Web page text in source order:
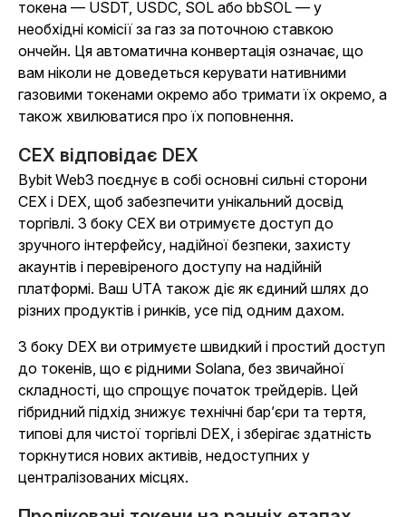
токена — USDT, USDC, SOL або bbSOL — у
необхідні комісії за газ за поточною ставкою
ончейн. Ця автоматична конвертація означає, що
вам ніколи не доведеться керувати нативними
газовими токенами окремо або тримати їх окремо, а
також хвилюватися про їх поповнення.
CEX відповідає DEX
Bybit Web3 поєднує в собі основні сильні сторони
CEX і DEX, щоб забезпечити унікальний досвід
торгівлі. З боку CEX ви отримуєте доступ до
зручного інтерфейсу, надійної безпеки, захисту
акаунтів і перевіреного доступу на надійній
платформі. Ваш UTA також діє як єдиний шлях до
різних продуктів і ринків, усе під одним дахом.
З боку DEX ви отримуєте швидкий і простий доступ
до токенів, що є рідними Solana, без звичайної
складності, що спрощує початок трейдерів. Цей
гібридний підхід знижує технічні бар’єри та тертя,
типові для чистої торгівлі DEX, і зберігає здатність
торкнутися нових активів, недоступних у
централізованих місцях.